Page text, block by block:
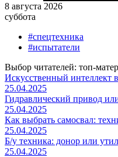
8 августа 2026
суббота
#спецтехника
#испытатели
Выбор читателей: топ-
Искусственный интеллект
25.04.2025
Гидравлический привод
25.04.2025
Как выбрать самосвал:
25.04.2025
Б/у техника: донор или
25.04.2025